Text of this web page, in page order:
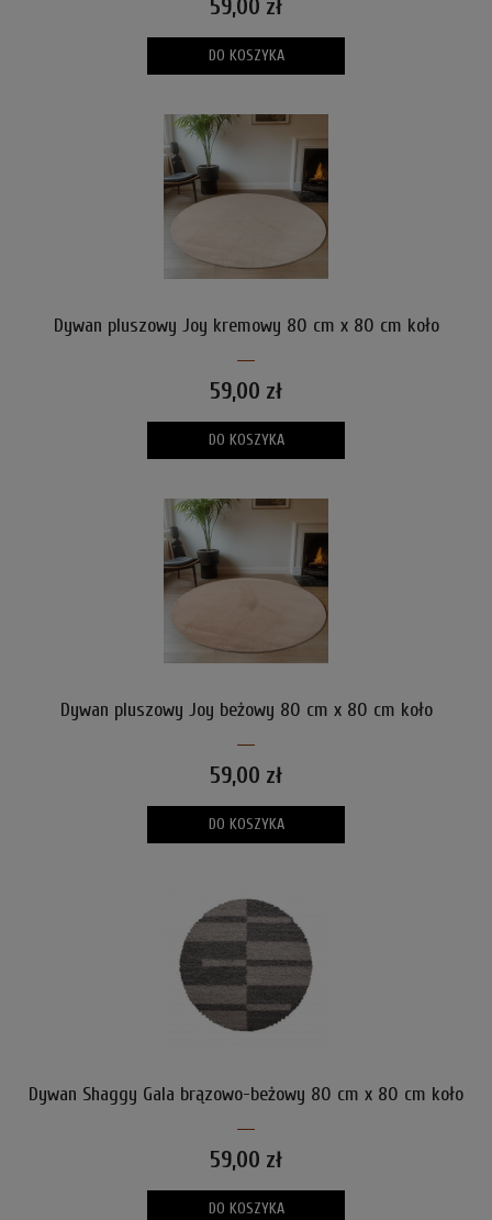
59,00 zł
DO KOSZYKA
Dywan pluszowy Joy kremowy 80 cm x 80 cm koło
59,00 zł
DO KOSZYKA
Dywan pluszowy Joy beżowy 80 cm x 80 cm koło
59,00 zł
DO KOSZYKA
Dywan Shaggy Gala brązowo-beżowy 80 cm x 80 cm koło
59,00 zł
DO KOSZYKA